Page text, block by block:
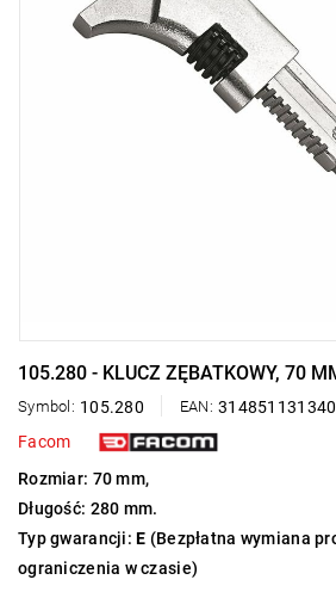
105.280 - KLUCZ ZĘBATKOWY, 70
Symbol: 105.280 EAN:
Facom
Rozmiar: 70 mm,
Długość: 280 mm.
Typ gwarancji:E (Bezpłatna wymiana
ograniczenia w czasie)